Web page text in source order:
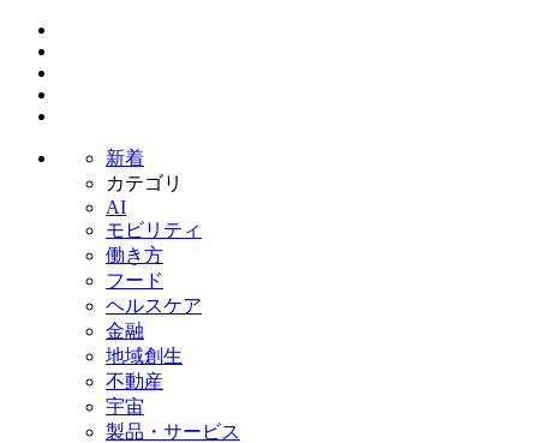
新着
カテゴリ
AI
モビリティ
働き方
フード
ヘルスケア
金融
地域創生
不動産
宇宙
製品・サービス